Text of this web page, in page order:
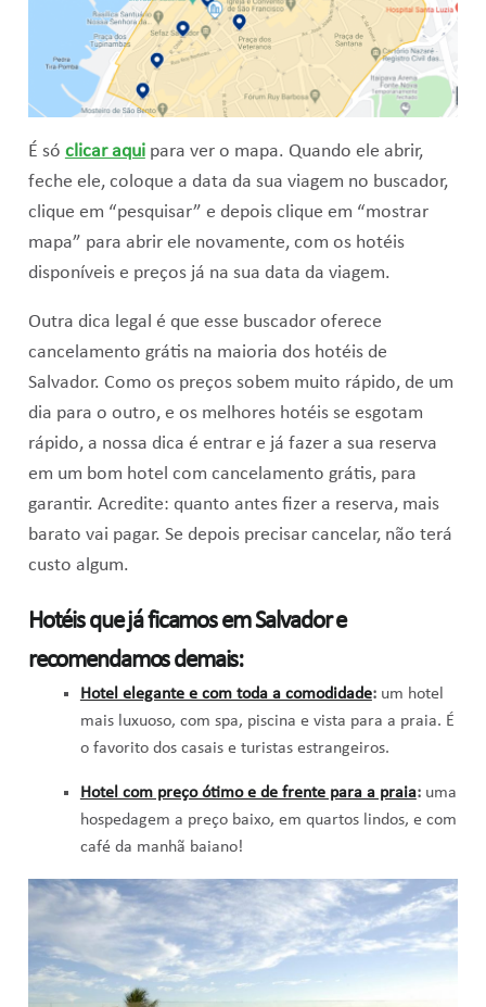
É só clicar aquipara ver o mapa. Quando ele abrir,
feche ele, coloque a data da sua viagem no buscador,
clique em “pesquisar” e depois clique em “mostrar
mapa” para abrir ele novamente, com os hotéis
disponíveis e preços já na sua data da viagem.
Outra dica legal é que esse buscador oferece
cancelamento grátis na maioria dos hotéis de
Salvador. Como os preços sobem muito rápido, de um
dia para o outro, e os melhores hotéis se esgotam
rápido, a nossa dica é entrar e já fazer a sua reserva
em um bom hotel com cancelamento grátis, para
garantir. Acredite: quanto antes fizer a reserva, mais
barato vai pagar. Se depois precisar cancelar, não terá
custo algum.
Hotéis que já ficamos em Salvador e
recomendamos demais:
Hotel elegante e com toda a comodidade:um hotel
mais luxuoso, com spa, piscina e vista para a praia. É
o favorito dos casais e turistas estrangeiros.
Hotel com preço ótimo e de frente para a praia:uma
hospedagem a preço baixo, em quartos lindos, e com
café da manhã baiano!